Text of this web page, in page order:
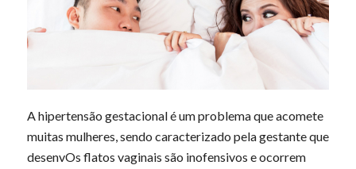
A hipertensão gestacional é um problema que acomete
muitas mulheres, sendo caracterizado pela gestante que
desenvOs flatos vaginais são inofensivos e ocorrem